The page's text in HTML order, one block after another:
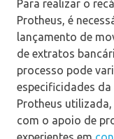
Para realizar o
Protheus, é
lançamento de
de extratos
processo pode
especificidades da
Protheus
com o apoio de